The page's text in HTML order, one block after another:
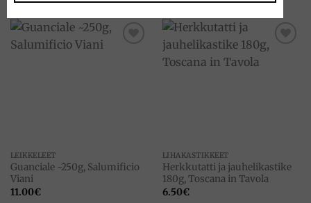
LEIKKELEET
Guanciale ~250g, Salumificio
Viani
11.00€
Add to
LIHAKASTIKKEET
Herkkutatti ja jauhelikastike
180g, Toscana in Tavola
6.50€